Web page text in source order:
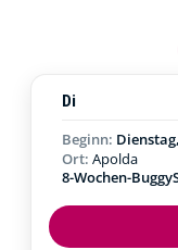
Di
Beginn:
Ort: Apolda
8-Wochen-